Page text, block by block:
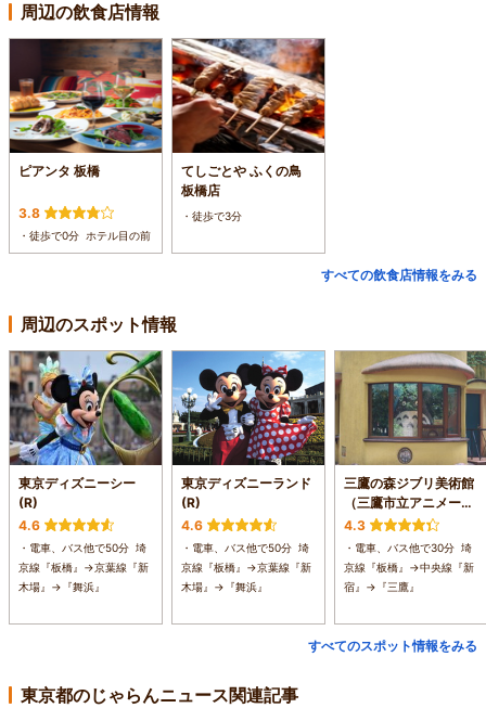
周辺の飲食店情報
ピアンタ 板橋
3.8
・徒歩で0分 ホテル目の前
てしごとや ふくの鳥
板橋店
・徒歩で3分
すべての飲食店情報をみる
周辺のスポット情報
東京ディズニーシー
(R)
4.6
・電車、バス他で50分 埼
京線『板橋』→京葉線『新
木場』→『舞浜』
東京ディズニーランド
(R)
4.6
・電車、バス他で50分 埼
京線『板橋』→京葉線『新
木場』→『舞浜』
三鷹の森ジブリ美術館
（三鷹市立アニメーシ
ョン美術館）
4.3
・電車、バス他で30分 埼
京線『板橋』→中央線『新
宿』→『三鷹』
すべてのスポット情報をみる
東京都のじゃらんニュース関連記事